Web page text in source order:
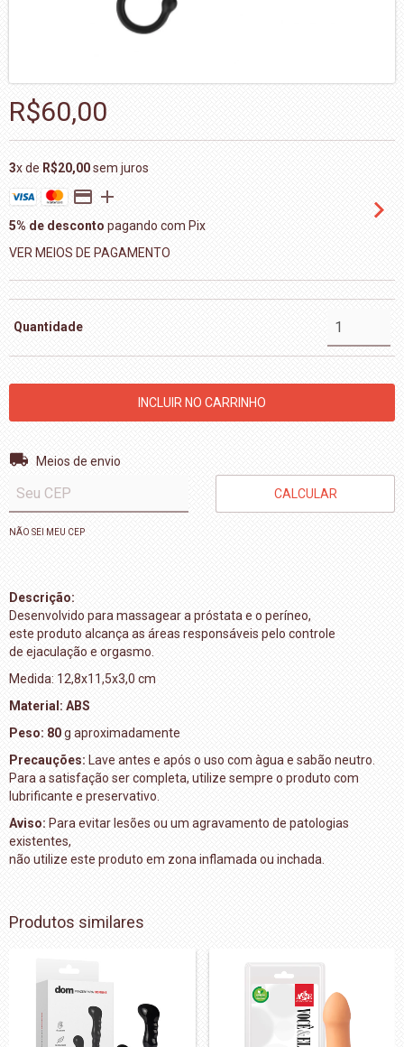
R$60,00
3x de R$20,00sem juros
5% de desconto pagando com Pix
VER MEIOS DE PAGAMENTO
Quantidade
Entregas para o CEP:
Meios de envio
CALCULAR
NÃO SEI MEU CEP
Descrição:
Desenvolvido para massagear a próstata e o períneo,
este produto alcança as áreas responsáveis pelo controle
de ejaculação e orgasmo.
Medida: 12,8x11,5x3,0 cm
Material: ABS
Peso: 80g aproximadamente
Precauções: Lave antes e após o uso com àgua e sabão neutro.
Para a satisfação ser completa, utilize sempre o produto com
lubrificante e preservativo.
Aviso: Para evitar lesões ou um agravamento de patologias
existentes,
não utilize este produto em zona inflamada ou inchada.
Produtos similares